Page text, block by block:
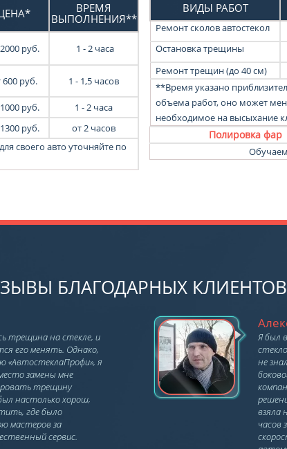
ВРЕМЯ
ВЫПОЛНЕНИЯ**
2000 руб.
1 - 2 часа
600руб.
1 - 1,5 часов
1000 руб.
1 - 2 часа
1300 руб.
от 2 часов
своего авто уточняйте по
ВИДЫ РАБОТ
Ремонт сколов автостекол
Остановка трещины
Ремонт трещин (до 40 см)
**Время указано
объема работ, оно может
необходимое на высыхание
Полировка фар
БЛАГОДАРНЫХ КЛИЕНТОВ
трещина на стекле, и
его менять. Однако,
«АвтостеклаПрофи», я
замены мне
трещину
настолько хорош,
где было
мастеров за
сервис.
Я был
не
взяла
часов